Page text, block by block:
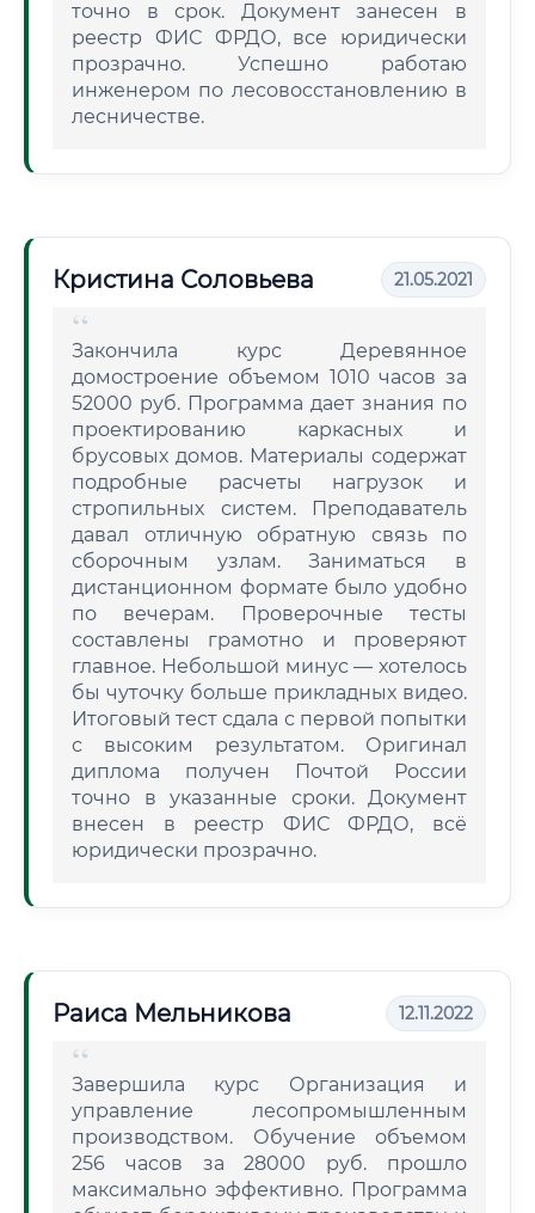
точно в срок. Документ занесен в
реестр ФИС ФРДО, все юридически
прозрачно. Успешно работаю
инженером по лесовосстановлению в
лесничестве.
Кристина Соловьева 21.05.2021
Закончила курс Деревянное
домостроение объемом 1010 часов за
52000 руб. Программа дает знания по
проектированию каркасных и
брусовых домов. Материалы содержат
подробные расчеты нагрузок и
стропильных систем. Преподаватель
давал отличную обратную связь по
сборочным узлам. Заниматься в
дистанционном формате было удобно
по вечерам. Проверочные тесты
составлены грамотно и проверяют
главное. Небольшой минус — хотелось
бы чуточку больше прикладных видео.
Итоговый тест сдала с первой попытки
с высоким результатом. Оригинал
диплома получен Почтой России
точно в указанные сроки. Документ
внесен в реестр ФИС ФРДО, всё
юридически прозрачно.
Раиса Мельникова 12.11.2022
Завершила курс Организация и
управление лесопромышленным
производством. Обучение объемом
256 часов за 28000 руб. прошло
максимально эффективно. Программа